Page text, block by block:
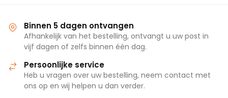
Binnen 5 dagen ontvangen
Afhankelijk van het bestelling, ontvangt u uw post in
vijf dagen of zelfs binnen één dag.
Persoonlijke service
Heb u vragen over uw bestelling, neem contact met
ons op en wij helpen u dan verder.